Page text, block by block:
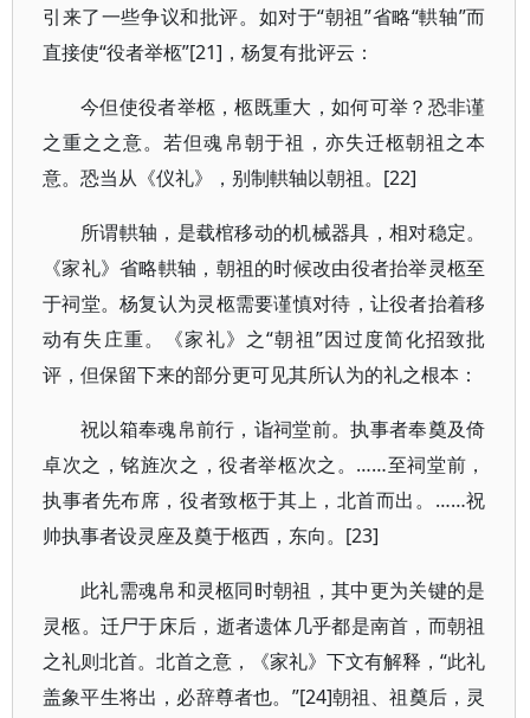
引来了一些争议和批评。如对于“朝祖”省略“輁轴”而
直接使“役者举柩”[21]，杨复有批评云：
今但使役者举柩，柩既重大，如何可举？恐非谨
之重之之意。若但魂帛朝于祖，亦失迁柩朝祖之本
意。恐当从《仪礼》，别制輁轴以朝祖。[22]
所谓輁轴，是载棺移动的机械器具，相对稳定。
《家礼》省略輁轴，朝祖的时候改由役者抬举灵柩至
于祠堂。杨复认为灵柩需要谨慎对待，让役者抬着移
动有失庄重。《家礼》之“朝祖”因过度简化招致批
评，但保留下来的部分更可见其所认为的礼之根本：
祝以箱奉魂帛前行，诣祠堂前。执事者奉奠及倚
卓次之，铭旌次之，役者举柩次之。……至祠堂前，
执事者先布席，役者致柩于其上，北首而出。……祝
帅执事者设灵座及奠于柩西，东向。[23]
此礼需魂帛和灵柩同时朝祖，其中更为关键的是
灵柩。迁尸于床后，逝者遗体几乎都是南首，而朝祖
之礼则北首。北首之意，《家礼》下文有解释，“此礼
盖象平生将出，必辞尊者也。”[24]朝祖、祖奠后，灵